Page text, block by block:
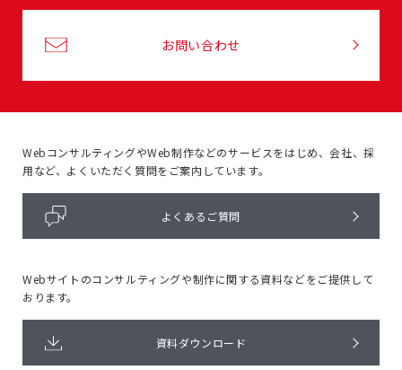
お問い合わせ
WebコンサルティングやWeb制作などのサービスをはじめ、会社、採
用など、よくいただく質問をご案内しています。
よくあるご質問
Webサイトのコンサルティングや制作に関する資料などをご提供して
おります。
資料ダウンロード